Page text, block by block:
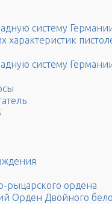
систему
характеристик
систему
рыцарского ордена
Орден Двойного